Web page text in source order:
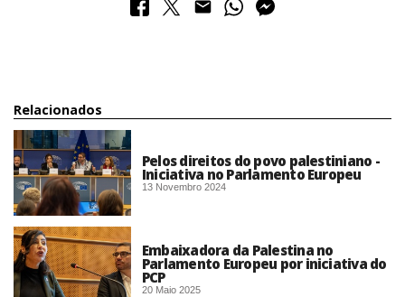
Relacionados
Pelos direitos do povo palestiniano -
Iniciativa no Parlamento Europeu
13 Novembro 2024
Embaixadora da Palestina no
Parlamento Europeu por iniciativa do
PCP
20 Maio 2025